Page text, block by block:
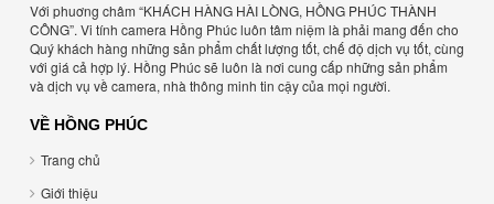
Với phuơng châm “KHÁCH HÀNG HÀI LÒNG, HỒNG PHÚC THÀNH
CÔNG”. Vi tính camera Hồng Phúc luôn tâm niệm là phải mang đến cho
Quý khách hàng những sản phẩm chất lượng tốt, chế độ dịch vụ tốt, cùng
với giá cả hợp lý. Hồng Phúc sẽ luôn là nơi cung cấp những sản phẩm
và dịch vụ về camera, nhà thông minh tin cậy của mọi người.
VỀ HỒNG PHÚC
Trang chủ
Giới thiệu